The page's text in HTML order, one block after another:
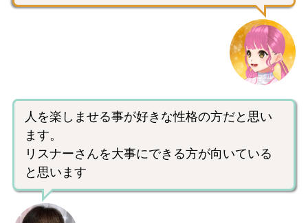
人を楽しませる事が好きな性格の方だと思い
ます。
リスナーさんを大事にできる方が向いている
と思います